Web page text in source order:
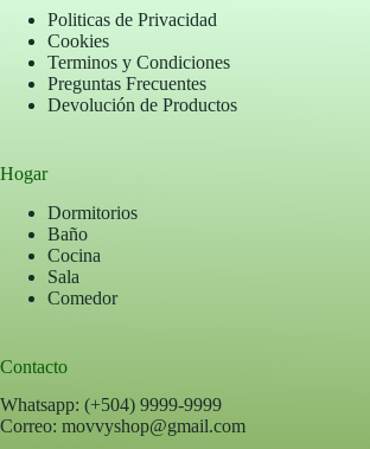
Politicas de Privacidad
Cookies
Terminos y Condiciones
Preguntas Frecuentes
Devolución de Productos
Hogar
Dormitorios
Baño
Cocina
Sala
Comedor
Contacto
Whatsapp: (+504) 9999-9999
Correo: movvyshop@gmail.com